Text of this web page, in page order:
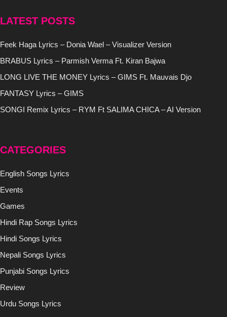
LATEST POSTS
Feek Haga Lyrics – Donia Wael – Visualizer Version
BRABUS Lyrics – Parmish Verma Ft. Kiran Bajwa
LONG LIVE THE MONEY Lyrics – GIMS Ft. Mauvais Djo
FANTASY Lyrics – GIMS
SONGI Remix Lyrics – RYM Ft SALIMA CHICA – AI Version
CATEGORIES
English Songs Lyrics
Events
Games
Hindi Rap Songs Lyrics
Hindi Songs Lyrics
Nepali Songs Lyrics
Punjabi Songs Lyrics
Review
Urdu Songs Lyrics